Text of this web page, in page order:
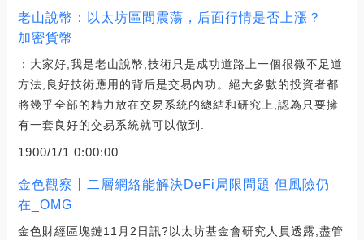
老山說幣：以太坊區間震蕩，后面行情是否上漲？_
加密貨幣
：大家好,我是老山說幣,技術只是成功道路上一個很微不足道
方法,良好技術應用的背后是交易內功。絕大多數的投資者都
將幾乎全部的精力放在交易系統的總結和研究上,認為只要擁
有一套良好的交易系統就可以做到.
1900/1/1 0:00:00
金色觀察丨二層網絡能解決DeFi局限問題 但風險仍
在_OMG
金色財經區塊鏈11月2日訊?以太坊基金會研究人員透露,盡管